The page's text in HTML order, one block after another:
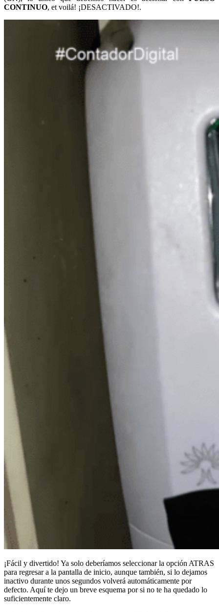
CONTINUO, et voilá! ¡DESACTIVADO!.
¡Fácil y divertido! Ya solo deberíamos seleccionar la opción ATRAS
para regresar a la pantalla de inicio, aunque también, si lo dejamos
inactivo durante unos segundos volverá automáticamente por
defecto. Aquí te dejo un breve esquema por si no te ha quedado lo
suficientemente claro.